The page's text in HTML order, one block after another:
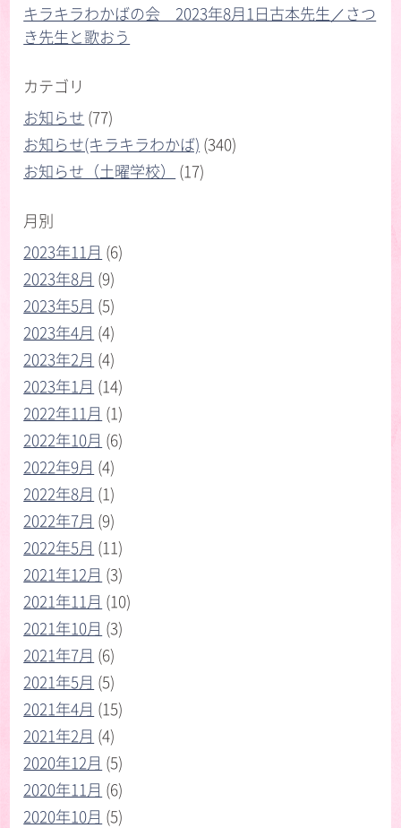
キラキラわかばの会 2023年8月1日古本先生／さつ
き先生と歌おう
カテゴリ
お知らせ (77)
お知らせ(キラキラわかば) (340)
お知らせ（土曜学校）
(17)
月別
2023年11月 (6)
2023年8月 (9)
2023年5月 (5)
2023年4月 (4)
2023年2月 (4)
2023年1月 (14)
2022年11月 (1)
2022年10月 (6)
2022年9月 (4)
2022年8月 (1)
2022年7月 (9)
2022年5月 (11)
2021年12月 (3)
2021年11月 (10)
2021年10月 (3)
2021年7月 (6)
2021年5月 (5)
2021年4月 (15)
2021年2月 (4)
2020年12月 (5)
2020年11月 (6)
2020年10月 (5)